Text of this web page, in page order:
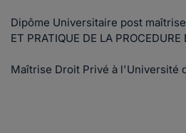
Dipôme Universitaire post maîtrise
ET PRATIQUE DE LA PROCEDURE
Maîtrise Droit Privé à l'Université